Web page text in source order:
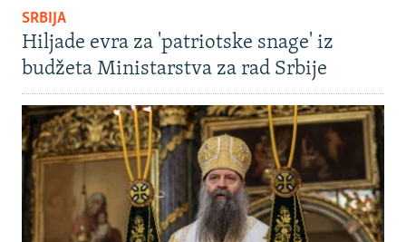
SRBIJA
Hiljade evra za 'patriotske snage' iz
budžeta Ministarstva za rad Srbije